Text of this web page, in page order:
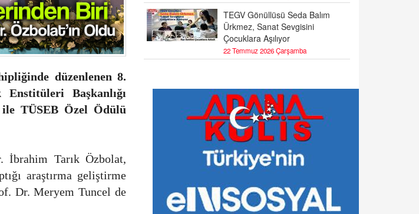
düzenlenen 8.
Başkanlığı
TÜSEB Özel Ödülü
Tarık Özbolat,
araştırma geliştirme
Dr. Meryem Tuncel de
TEGV Gönüllüsü Seda Balım
Ürkmez, Sanat Sevgisini
Çocuklara Aşılıyor
22 Temmuz 2026 Çarşamba